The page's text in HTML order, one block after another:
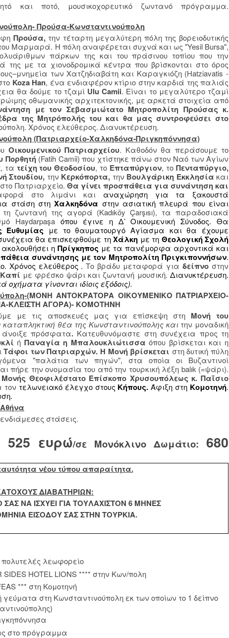
και ποτό, μουσικοχορευτικό ζωντανό πρόγραμμα.
Προύσα-Κωνσταντινούπολη
Προύσα, την τέταρτη μεγαλύτερη πόλη της βορειοδυτικής
Μαρμαρά. Η πόλη αναφέρεται συχνά και ως "Yesil Bursa",
πάρκων της και του πράσινου τοπίου που την
της με τα χιονοδρομικά κέντρα που βρίσκονται στο όρος
των Χατζηδιαβάτη και Καραγκιόζη (Hatziavatis -
Koza Han, ένα ενδιαφέρον κτίριο στην καρδιά της παλιάς
θα δούμε το τζαμί Ulu Camii. Είναι το μεγαλύτερο τζαμί
οθωμανικής αρχιτεκτονικής, με αρκετά στοιχεία από
με τον Σεβασμιώτατο Μητροπολίτη Προύσας κ.
της Μητρόπολής του και θα μας συντροφεύσει στο
Χρόνος ελεύθερος. Διανυκτέρευση.
(Πατριαρχείο-Χαλκηδόνα-Πριγκηπόννησα)
Οικουμενικού Πατριαρχείου. Καθοδόν θα περάσουμε το
Πορθητή(Fatih Camii) που χτίστηκε πάνω στον Ναό των Αγίων
, τα τείχη του Θεοδοσίου, το Επταπύργιον, τοΠενταπύργιο,
Στουδίου, την Κερκόπορτα, την Βουλγάρικη Εκκλησία και
Πατριαρχείο. Θα γίνει προσπάθεια για συνάντηση και
στο λιμάνι και αναχώρηση για τα ξακουστά
στάση στηΧαλκηδόνα στην ασιατική πλευρά που είναι
ζωντανή της αγορά (Kadıköy Çarşısı), τα παραδοσιακά
Haydarpaşa όπου έγινε η Δ’ Οικουμενική Σύνοδος. Θα
Ευθυμίας με το θαυματουργό Αγίασμα και θα έχουμε
θα επισκεφθούμε τηΧάλκη με τη Θεολογική Σχολή
η Πρίγκηπος με τα πανέμορφα αρχοντικά και
συνάντησης με τον Μητροπολίτη Πριγκιποννήσων.
Χρόνος ελεύθερος .Το βράδυ μεταφορά γιαδείπνο στην
με φρέσκο ψάρι και ζωντανή μουσική.Διανυκτέρευση.
γίνονται ιδίοις εξόδοις).
(ΜΟΝΗ ΑΝΤΟΚΡΑΤΟΡΑ ΟΙΚΟΥΜΕΝΙΚΟ ΠΑΤΡΙΑΡΧΕΙΟ-
ΚΛΕΙΣΤΗ ΑΓΟΡΑ)- ΚΟΜΟΤΗΝΗ
με τις αποσκευές μας για επίσκεψη στη Μονή του
καταπληκτική θέα της Κωνσταντινούπολης και την μοναδική
πρόσφατα. Κατευθυνόμαστε στη συνέχεια προς τη
ή Παναγία η Μπαλουκλιώτισσαόπου βρίσκεται και η
Τάφοι των Πατριαρχών. Η Μονή βρίσκεται στη δυτική πύλη
"παλάτια των πηγών", στα οποία οι Βυζαντινοί
πήρε την ονομασία του από την τουρκική λέξη balık (=ψάρι).
Θεοφιλέστατο Επίσκοπο Χρυσουπόλεως κ. Παΐσιο
τον τελωνειακό έλεγχο στους Κήπους. Άφιξη στη Κομοτηνή.
στάσεις.
525 ευρώ/σε Μονόκλινο Δωμάτιο:680
νέου τύπου απαραίτητα.
ΔΙΑΒΑΤΗΡΙΩΝ:
ΣΑΣ ΝΑ ΙΣΧΥΕΙ ΓΙΑ ΤΟΥΛΑΧΙΣΤΟΝ 6 ΜΗΝΕΣ
ΕΙΣΟΔΟΥ ΣΑΣ ΣΤΗΝ ΤΟΥΡΚΙΑ.
λεωφορείο
SIDES HOTEL LIONS**** στην Κων/πολη
*** στη Κομοτηνή
στη Κωνσταντινούπολη εκ των οποίων το 1 δείπνο
στο πρόγραμμα